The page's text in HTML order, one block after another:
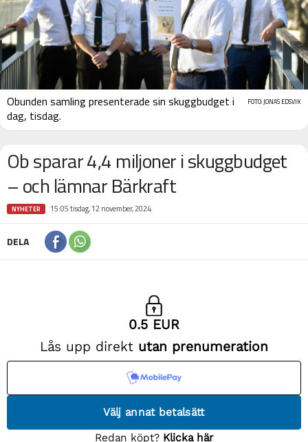
FOTO: JONAS EDSVIK
Obunden samling presenterade sin skuggbudget i
dag, tisdag.
Ob sparar 4,4 miljoner i skuggbudget
– och lämnar Bärkraft
NYHETER 15:05 tisdag, 12 november, 2024
DELA